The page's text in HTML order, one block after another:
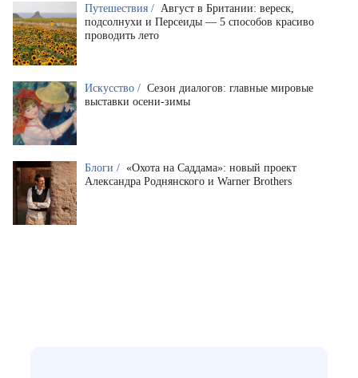
Путешествия / Август в Британии: вереск,
подсолнухи и Персеиды — 5 способов красиво
проводить лето
Искусство / Сезон диалогов: главные мировые
выставки осени-зимы
Блоги / «Охота на Саддама»: новый проект
Александра Роднянского и Warner Brothers